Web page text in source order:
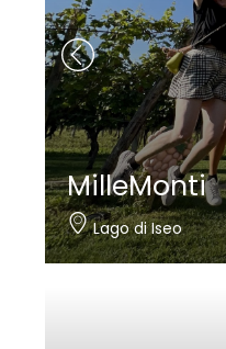
MilleMonti
Lago di Iseo